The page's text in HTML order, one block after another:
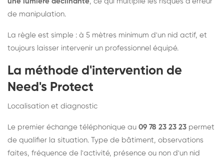
de manipulation.
La règle est simple : à 5 mètres minimum d'un nid actif, et
toujours laisser intervenir un professionnel équipé.
La méthode d'intervention de
Need's Protect
Localisation et diagnostic
Le premier échange téléphonique au 09 78 23 23 23 permet
de qualifier la situation. Type de bâtiment, observations
faites, fréquence de l'activité, présence ou non d'un nid